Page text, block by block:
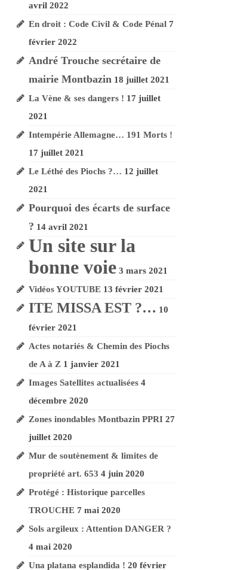
avril 2022
En droit : Code Civil & Code Pénal 7
février 2022
André Trouche secrétaire de
mairie Montbazin 18 juillet 2021
La Vène & ses dangers ! 17 juillet
2021
Intempérie Allemagne… 191 Morts !
17 juillet 2021
Le Léthé des Piochs ?… 12 juillet
2021
Pourquoi des écarts de surface
? 14 avril 2021
Un site sur la
bonne voie 3 mars 2021
Vidéos YOUTUBE 13 février 2021
ITE MISSA EST ?… 10
février 2021
Actes notariés & Chemin des Piochs
de A à Z 1 janvier 2021
Images Satellites actualisées 4
décembre 2020
Zones inondables Montbazin PPRI 27
juillet 2020
Mur de soutènement & limites de
propriété art. 653 4 juin 2020
Protégé : Historique parcelles
TROUCHE 7 mai 2020
Sols argileux : Attention DANGER ?
4 mai 2020
Una platana esplandida ! 20 février